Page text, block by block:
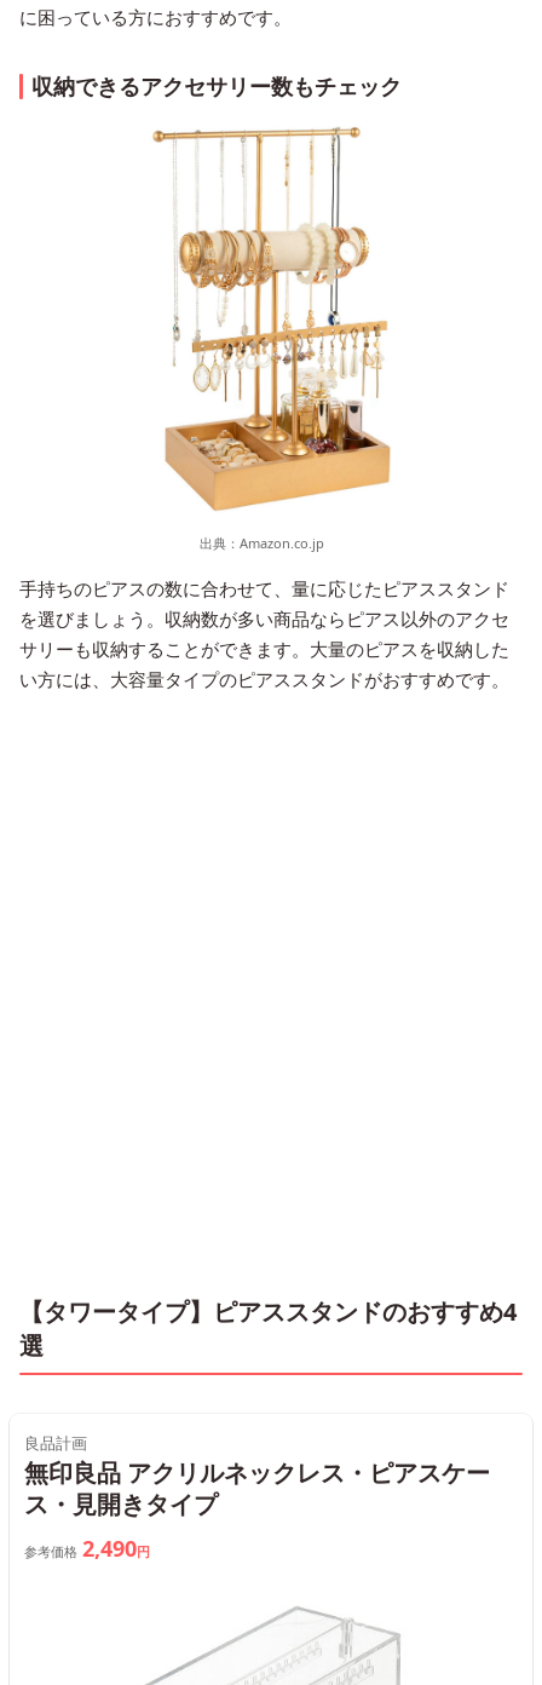
に困っている方におすすめです。
収納できるアクセサリー数もチェック
出典： Amazon.co.jp
手持ちのピアスの数に合わせて、量に応じたピアススタンド
を選びましょう。収納数が多い商品ならピアス以外のアクセ
サリーも収納することができます。大量のピアスを収納した
い方には、大容量タイプのピアススタンドがおすすめです。
【タワータイプ】ピアススタンドのおすすめ4
選
良品計画
無印良品 アクリルネックレス・ピアスケー
ス・見開きタイプ
参考価格 2,490円